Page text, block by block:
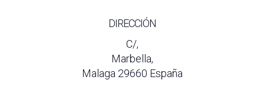
DIRECCIÓN
C/,
Marbella,
Malaga 29660 España